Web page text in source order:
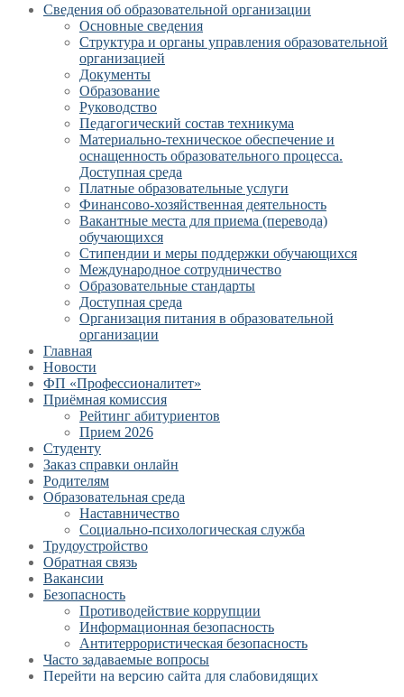
Сведения об образовательной организации
Основные сведения
Структура и органы управления образовательной
организацией
Документы
Образование
Руководство
Педагогический состав техникума
Материально-техническое обеспечение и
оснащенность образовательного процесса.
Доступная среда
Платные образовательные услуги
Финансово-хозяйственная деятельность
Вакантные места для приема (перевода)
обучающихся
Стипендии и меры поддержки обучающихся
Международное сотрудничество
Образовательные стандарты
Доступная среда
Организация питания в образовательной
организации
Главная
Новости
ФП «Профессионалитет»
Приёмная комиссия
Рейтинг абитуриентов
Прием 2026
Студенту
Заказ справки онлайн
Родителям
Образовательная среда
Наставничество
Социально-психологическая служба
Трудоустройство
Обратная связь
Вакансии
Безопасность
Противодействие коррупции
Информационная безопасность
Антитеррористическая безопасность
Часто задаваемые вопросы
Перейти на версию сайта для слабовидящих